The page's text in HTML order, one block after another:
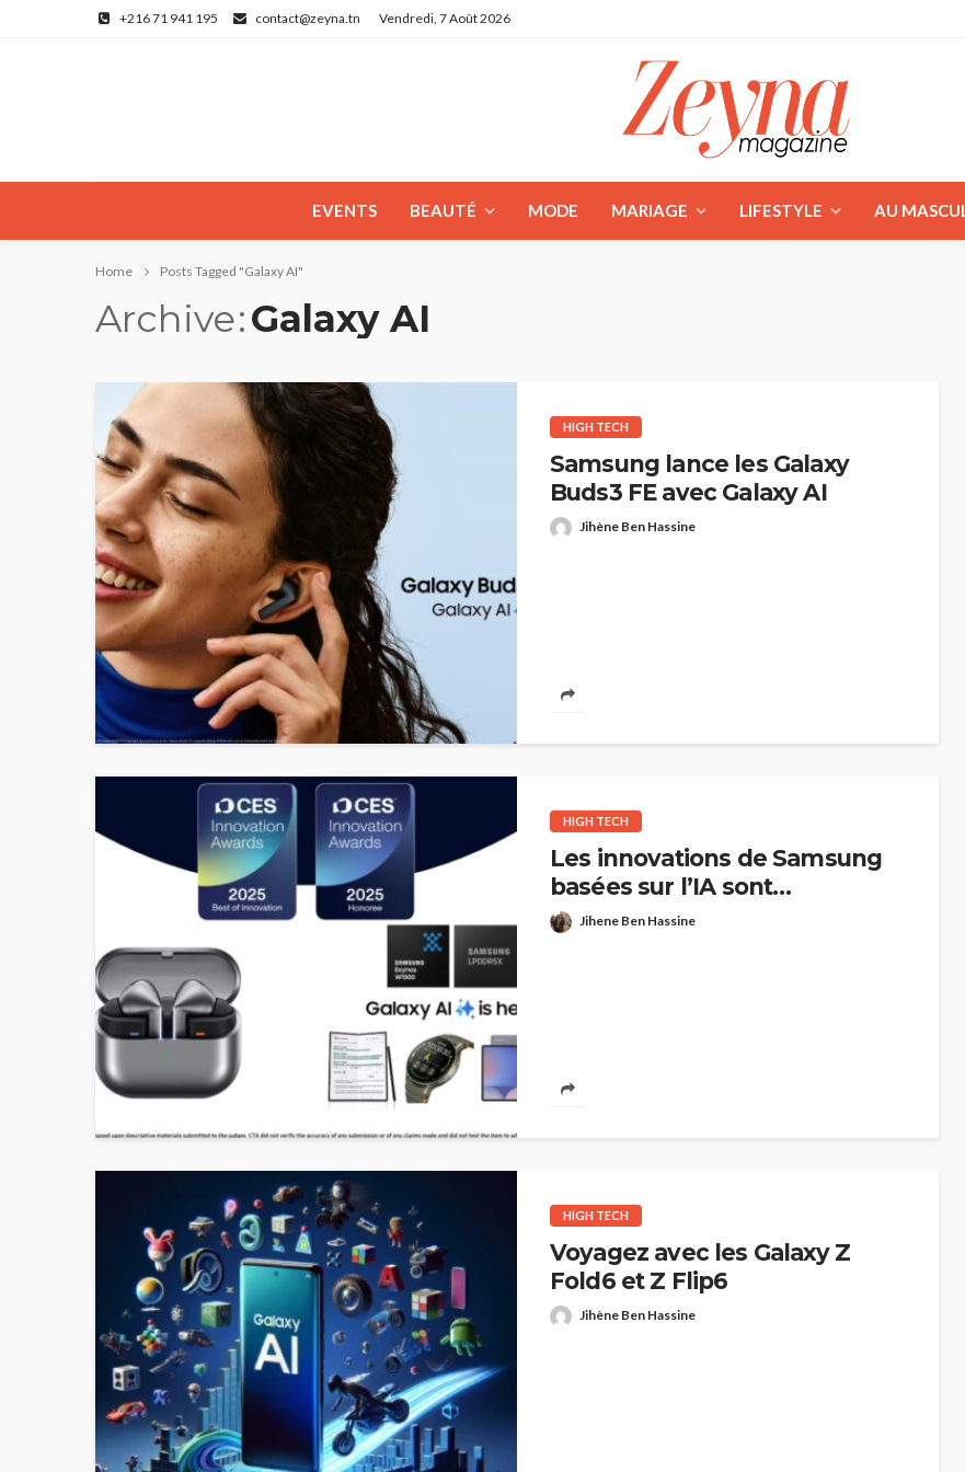
+216 71 941 195 contact@zeyna.tn Vendredi, 7 Août 2026
EVENTS BEAUTÉ MODE MARIAGE LIFESTYLE AU
Home Posts Tagged "Galaxy AI"
Archive Galaxy AI
HIGH TECH
Samsung lance les Galaxy
Buds3 FE avec Galaxy AI
Jihène Ben Hassine
HIGH TECH
Les innovations de Samsung
basées sur l’IA sont
récompensées par la
Jihene Ben Hassine
HIGH TECH
Voyagez avec les Galaxy Z
Fold6 et Z Flip6
Jihène Ben Hassine
Chanel Croisière 2025/26 : Une
parenthèse enchantée au Lac
de Côme
Jihène Ben Hassine